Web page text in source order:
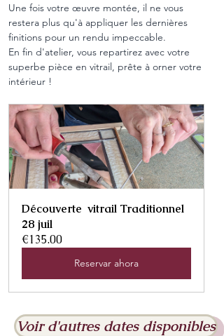
Une fois votre œuvre montée, il ne vous
restera plus qu'à appliquer les dernières
finitions pour un rendu impeccable.
En fin d'atelier, vous repartirez avec votre
superbe pièce en vitrail, prête à orner votre
intérieur !
Découverte  vitrail Traditionnel
28 juil
€135.00
Reservar ahora
Voir d'autres dates disponibles